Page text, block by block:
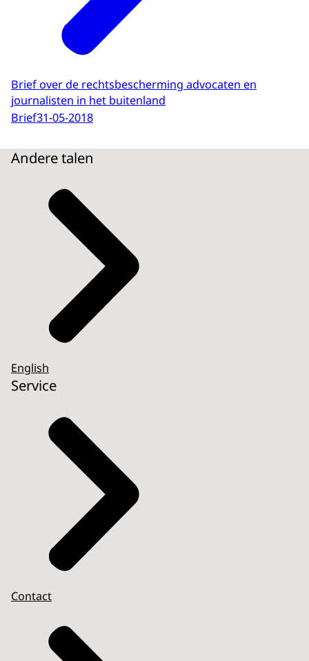
Brief over de rechtsbescherming advocaten en
journalisten in het buitenland
Brief31-05-2018
Andere talen
English
Service
Contact